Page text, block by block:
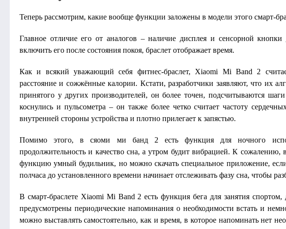
Теперь рассмотрим, какие вообще функции заложены в модели этого смарт-
Главное отличие его от аналогов – наличие дисплея и сенсорной
включить его после состояния покоя, браслет отображает время.
Как и всякий уважающий себя фитнес-браслет, Xiaomi Mi Band 2
расстояние и сожжённые калории. Кстати, разработчики заявляют, что их
принятого у других производителей, он более точен, подсчитываются
коснулись и пульсометра – он также более четко считает частоту
внутренней стороны устройства и плотно прилегает к запястью.
Помимо этого, в сяоми ми банд 2 есть функция для ночного
продолжительность и качество сна, а утром будит вибрацией. К сожалению,
функцию умный будильник, но можно скачать специальное приложение,
полчаса до установленного времени начинает отслеживать фазу сна, чтобы
В смарт-браслете Xiaomi Mi Band 2 есть функция бега для занятия
предусмотрены периодические напоминания о необходимости встать и
можно выставлять самостоятельно, как и время, в которое напоминать нет